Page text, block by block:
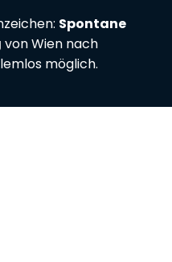
Spontane
von Wien nach
möglich.